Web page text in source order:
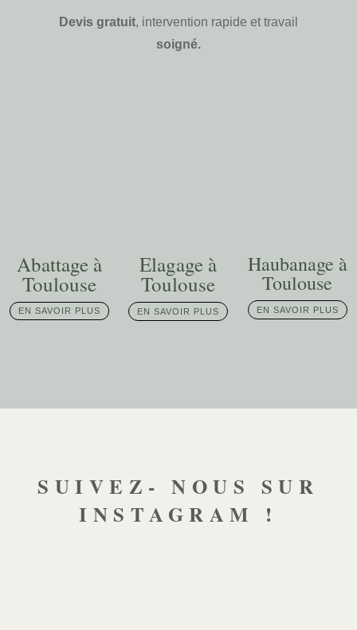
Devis gratuit, intervention rapide et travail
soigné.
Abattage à
Toulouse
EN SAVOIR PLUS
Elagage à
Toulouse
EN SAVOIR PLUS
Haubanage à
Toulouse
EN SAVOIR PLUS
SUIVEZ- NOUS SUR
INSTAGRAM !